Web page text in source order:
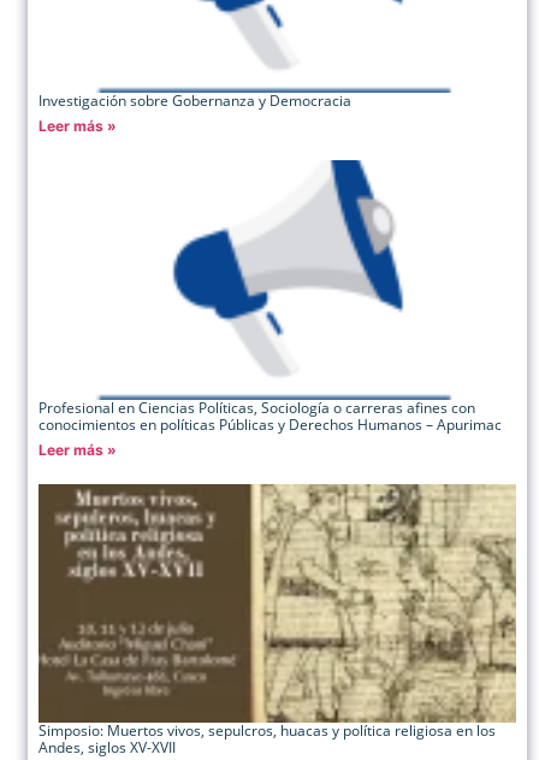
Investigación sobre Gobernanza y Democracia
Leer más »
Profesional en Ciencias Políticas, Sociología o carreras afines con
conocimientos en políticas Públicas y Derechos Humanos – Apurimac
Leer más »
Simposio: Muertos vivos, sepulcros, huacas y política religiosa en los
Andes, siglos XV-XVII